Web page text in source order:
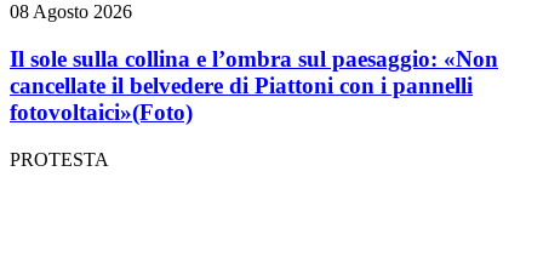
08 Agosto 2026
Il sole sulla collina e l’ombra sul paesaggio: «Non
cancellate il belvedere di Piattoni con i pannelli
fotovoltaici»(Foto)
PROTESTA